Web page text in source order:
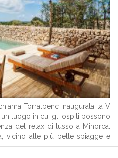
Torralbenc Inaugurata la V
luogo in cui gli ospiti possono
del relax di lusso a Minorca.
vicino alle più belle spiagge e
l’hotel ...